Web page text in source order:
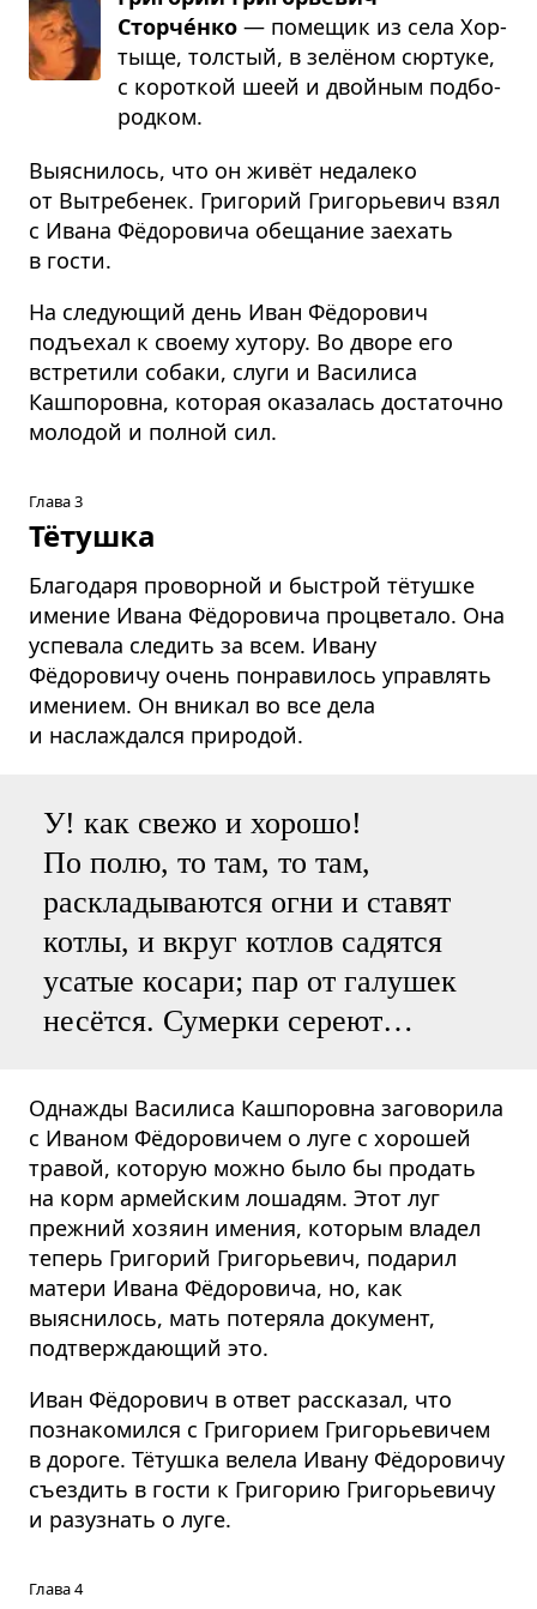
Сторче́нко — поме­щик из села Хор­
тыще, тол­стый, в зелё­ном сюр­туке,
с корот­кой шеей и двой­ным под­бо­
род­ком.
Выяснилось, что он живёт недалеко
от Вытребенек. Григорий Григорьевич взял
с Ивана Фёдоровича обещание заехать
в гости.
На следующий день Иван Фёдорович
подъехал к своему хутору. Во дворе его
встретили собаки, слуги и Василиса
Кашпоровна, которая оказалась достаточно
молодой и полной сил.
Глава 3
Тётушка
Благодаря проворной и быстрой тётушке
имение Ивана Фёдоровича процветало. Она
успевала следить за всем. Ивану
Фёдоровичу очень понравилось управлять
имением. Он вникал во все дела
и наслаждался природой.
У! как свежо и хорошо!
По полю, то там, то там,
раскладываются огни и ставят
котлы, и вкруг котлов садятся
усатые косари; пар от галушек
несётся. Сумерки сереют…
Однажды Василиса Кашпоровна заговорила
с Иваном Фёдоровичем о луге с хорошей
травой, которую можно было бы продать
на корм армейским лошадям. Этот луг
прежний хозяин имения, которым владел
теперь Григорий Григорьевич, подарил
матери Ивана Фёдоровича, но, как
выяснилось, мать потеряла документ,
подтверждающий это.
Иван Фёдорович в ответ рассказал, что
познакомился с Григорием Григорьевичем
в дороге. Тётушка велела Ивану Фёдоровичу
съездить в гости к Григорию Григорьевичу
и разузнать о луге.
Глава 4